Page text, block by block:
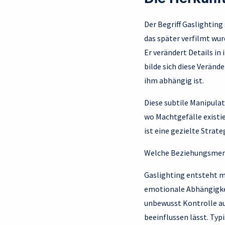
Der Begriff
das später verfilmt
Er verändert Details in
bilde sich diese
ihm abhängig ist.
Diese subtile
wo Machtgefälle
ist eine gezielte
Welche
Gaslighting entsteht
emotionale
unbewusst Kontrolle
beeinflussen lässt.